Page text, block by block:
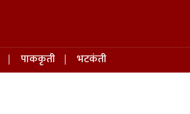
पाककृती
भटकंती